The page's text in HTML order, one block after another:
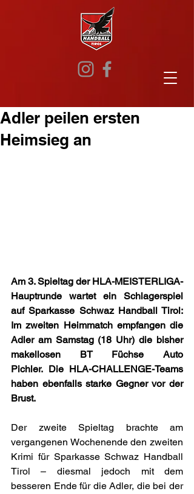
Adler peilen ersten
Heimsieg an
Am 3. Spieltag der HLA-MEISTERLIGA-
Hauptrunde wartet ein Schlagerspiel
auf Sparkasse Schwaz Handball Tirol:
Im zweiten Heimmatch empfangen die
Adler am Samstag (18 Uhr) die bisher
makellosen BT Füchse Auto
Pichler. Die HLA-CHALLENGE-Teams
haben ebenfalls starke Gegner vor der
Brust.
Der zweite Spieltag brachte am
vergangenen Wochenende den zweiten
Krimi für Sparkasse Schwaz Handball
Tirol – diesmal jedoch mit dem
besseren Ende für die Adler, die bei der